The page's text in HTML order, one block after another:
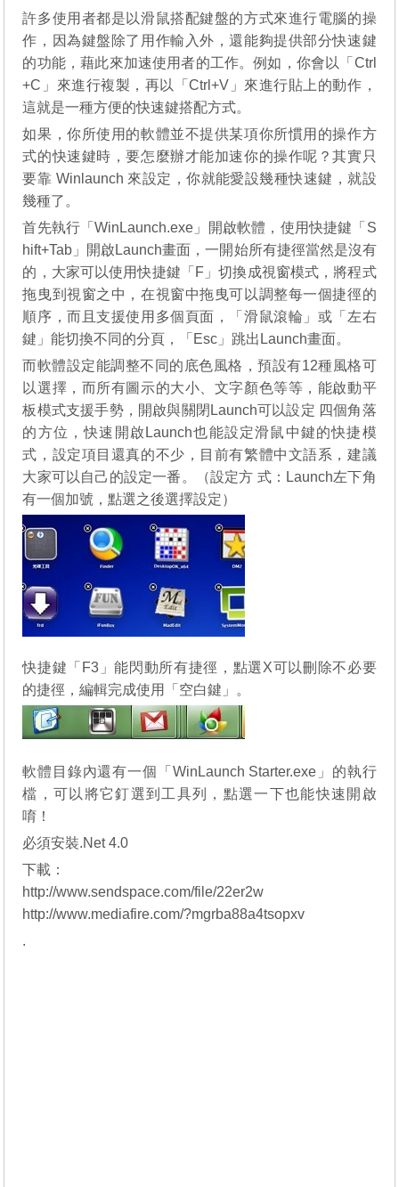
許多使用者都是以滑鼠搭配鍵盤的方式來進行電腦的操
作，因為鍵盤除了用作輸入外，還能夠提供部分快速鍵
的功能，藉此來加速使用者的工作。例如，你會以「Ctrl
+C」來進行複製，再以「Ctrl+V」來進行貼上的動作，
這就是一種方便的快速鍵搭配方式。
如果，你所使用的軟體並不提供某項你所慣用的操作方
式的快速鍵時，要怎麼辦才能加速你的操作呢？其實只
要靠 Winlaunch 來設定，你就能愛設幾種快速鍵，就設
幾種了。
首先執行「WinLaunch.exe」開啟軟體，使用快捷鍵「S
hift+Tab」開啟Launch畫面，一開始所有捷徑當然是沒有
的，大家可以使用快捷鍵「F」切換成視窗模式，將程式
拖曳到視窗之中，在視窗中拖曳可以調整每一個捷徑的
順序，而且支援使用多個頁面，「滑鼠滾輪」或「左右
鍵」能切換不同的分頁，「Esc」跳出Launch畫面。
而軟體設定能調整不同的底色風格，預設有12種風格可
以選擇，而所有圖示的大小、文字顏色等等，能啟動平
板模式支援手勢，開啟與關閉Launch可以設定 四個角落
的方位，快速開啟Launch也能設定滑鼠中鍵的快捷模
式，設定項目還真的不少，目前有繁體中文語系，建議
大家可以自己的設定一番。（設定方 式：Launch左下角
有一個加號，點選之後選擇設定）
快捷鍵「F3」能閃動所有捷徑，點選X可以刪除不必要
的捷徑，編輯完成使用「空白鍵」。
軟體目錄內還有一個「WinLaunch Starter.exe」的執行
檔，可以將它釘選到工具列，點選一下也能快速開啟
唷！
必須安裝.Net 4.0
下載：
http://www.sendspace.com/file/22er2w
http://www.mediafire.com/?mgrba88a4tsopxv
.